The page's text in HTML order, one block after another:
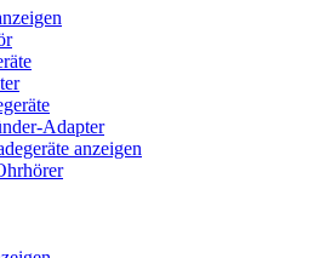
Adapter
anzeigen